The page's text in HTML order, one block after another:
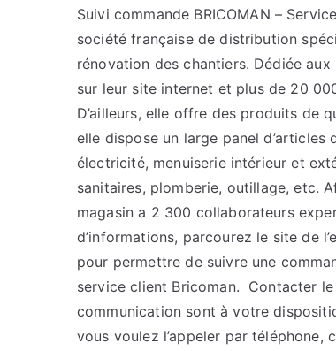
Suivi commande BRICOMAN –
société française de distribution
rénovation des chantiers. Dédiée
sur leur site internet et plus de 20
D’ailleurs, elle offre des produits de
elle dispose un large panel
électricité, menuiserie intérieur et
sanitaires, plomberie, outillage, etc.
magasin a 2 300 collaborateurs
d’informations, parcourez le site de
pour permettre de suivre une
service client Bricoman. Contacter
communication sont à votre
vous voulez l’appeler par